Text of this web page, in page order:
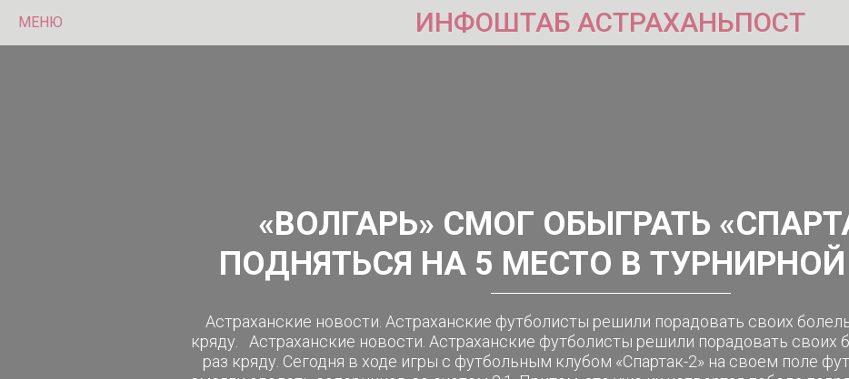
МЕНЮ ИНФОШТАБ АСТРАХАНЬПОСТ
«ВОЛГАРЬ» СМОГ ОБЫГРАТЬ
ПОДНЯТЬСЯ НА 5 МЕСТО В
Астраханские новости. Астраханские футболисты решили порадовать своих
кряду. Астраханские новости. Астраханские футболисты решили порадовать своих
раз кряду. Сегодня в ходе игры с футбольным клубом «Спартак-2» на своем поле